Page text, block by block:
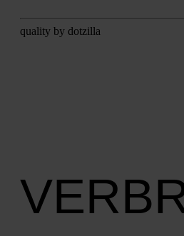
qua­li­ty by dot­zil­la